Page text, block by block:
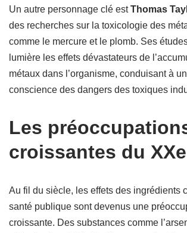
Un autre personnage clé estThomas
des recherches sur la toxicologie des
comme le mercure et le plomb. Ses
lumière les effets dévastateurs de
métaux dans l’organisme, conduisant à
conscience des dangers des toxiques
Les
croissantes du
Au fil du siècle, les effets des ingrédients
santé publique sont devenus une
croissante. Des substances comme